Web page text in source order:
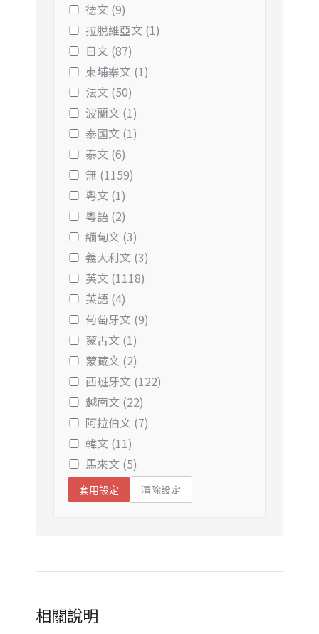
德文 (9)
拉脫維亞文 (1)
日文 (87)
柬埔寨文 (1)
法文 (50)
波蘭文 (1)
泰國文 (1)
泰文 (6)
無 (1159)
粵文 (1)
粵語 (2)
緬甸文 (3)
義大利文 (3)
英文 (1118)
英語 (4)
葡萄牙文 (9)
蒙古文 (1)
蒙藏文 (2)
西班牙文 (122)
越南文 (22)
阿拉伯文 (7)
韓文 (11)
馬來文 (5)
套用設定 清除設定
相關說明